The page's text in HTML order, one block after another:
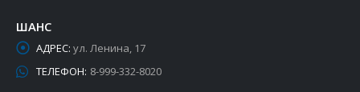
ШАНС
АДРЕС: ул. Ленина, 17
ТЕЛЕФОН: 8-999-332-8020